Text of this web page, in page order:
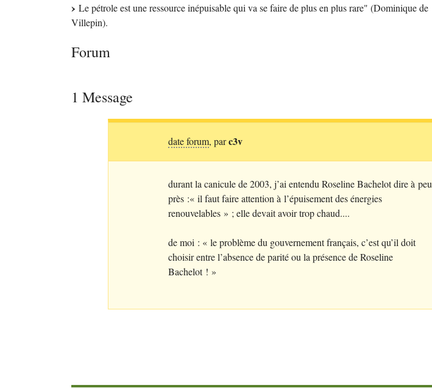
Le pétrole est une ressource inépuisable qui va se faire de plus en plus rare" (Dominique de
Villepin).
Forum
1 Message
date forum, parc3v
durant la canicule de 2003, j’ai entendu Roseline Bachelot dire à peu
près :« il faut faire attention à l’épuisement des énergies
renouvelables » ; elle devait avoir trop chaud....
de moi : « le problème du gouvernement français, c’est qu’il doit
choisir entre l’absence de parité ou la présence de Roseline
Bachelot ! »